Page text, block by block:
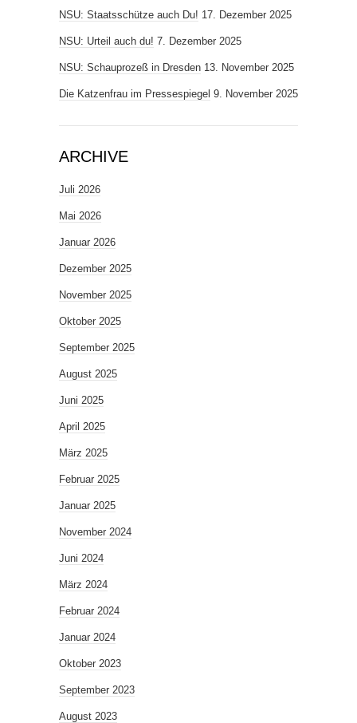
NSU: Staatsschütze auch Du! 17. Dezember 2025
NSU: Urteil auch du! 7. Dezember 2025
NSU: Schauprozeß in Dresden 13. November 2025
Die Katzenfrau im Pressespiegel 9. November 2025
ARCHIVE
Juli 2026
Mai 2026
Januar 2026
Dezember 2025
November 2025
Oktober 2025
September 2025
August 2025
Juni 2025
April 2025
März 2025
Februar 2025
Januar 2025
November 2024
Juni 2024
März 2024
Februar 2024
Januar 2024
Oktober 2023
September 2023
August 2023